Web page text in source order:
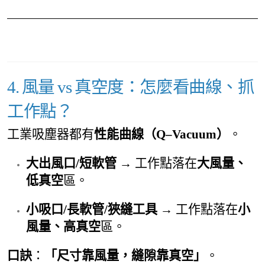
4. 風量 vs 真空度：怎麼看曲線、抓
工作點？
工業吸塵器都有性能曲線（Q–Vacuum） 。
大出風口/短軟管 → 工作點落在大風量、
低真空區。
小吸口/長軟管/狹縫工具 → 工作點落在小
風量、高真空區。
口訣 ： 「尺寸靠風量，縫隙靠真空」 。